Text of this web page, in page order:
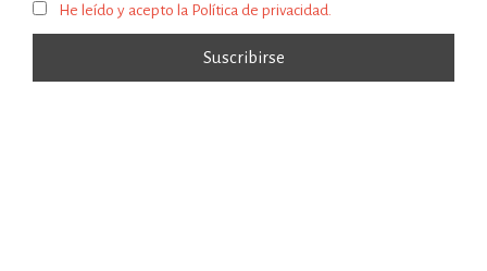
He leído y acepto la Política de privacidad.